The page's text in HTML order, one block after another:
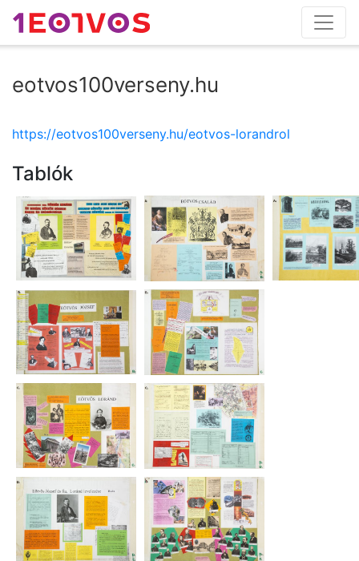
eotvos100verseny.hu
https://eotvos100verseny.hu/eotvos-lorandrol
Tablók